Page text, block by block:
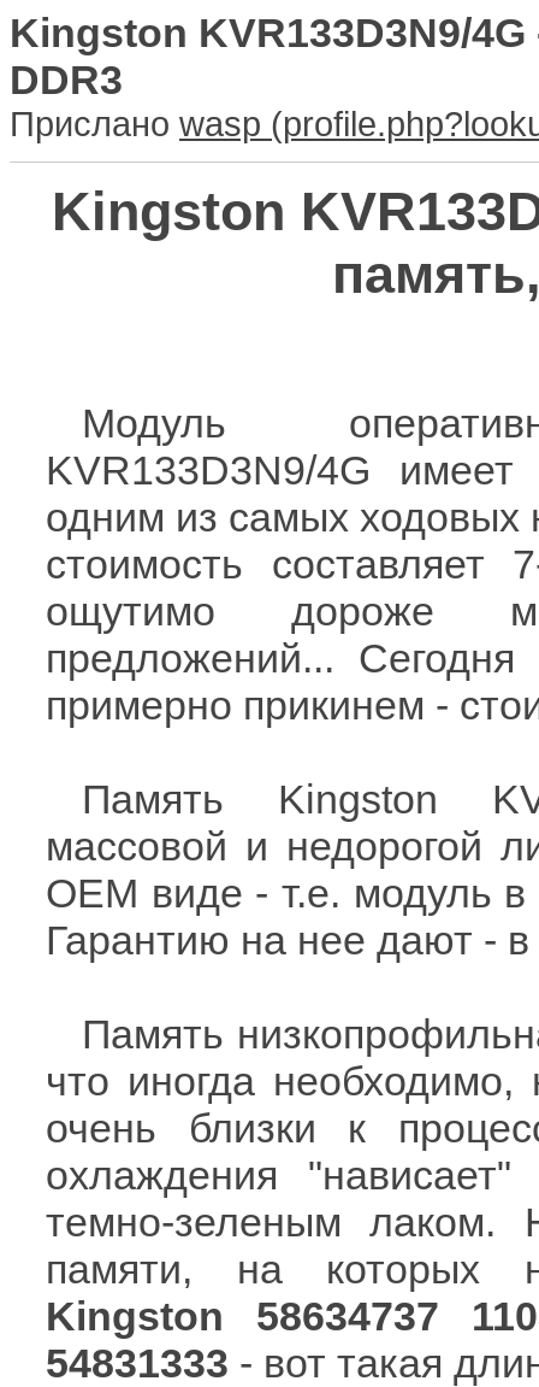
Kingston KVR133D3N9/
DDR3
Прислано wasp
Kingston
Модуль
KVR133D3N9/4G
одним из самых ходовых
стоимость
ощутимо дороже
предложений...
примерно прикинем -
Память Kingston
массовой и недорогой
ОЕМ виде - т.е. модуль в
Гарантию на нее дают -
Память
что иногда
очень близки к
охлаждения
темно-зеленым лаком.
памяти, на которых
Kingston 58634737
54831333 - вот такая